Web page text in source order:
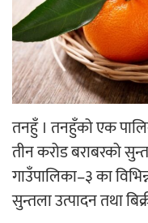
तनहुँ । तनहुँको एक
तीन करोड बराबरको
गाउँपालिका–३ का
सुन्तला उत्पादन तथा